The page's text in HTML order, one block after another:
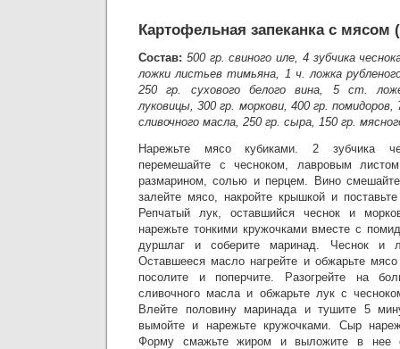
Картофельная запеканка с мясом
Состав: 500 гр. свиного иле, 4 зубчика
ложки листьев тимьяна, 1 ч. ложка
250 гр. сухового белого вина, 5 ст.
луковицы, 300 гр. моркови, 400 гр.
сливочного масла, 250 гр. сыра, 150 гр.
Нарежьте мясо кубиками. 2 зубчика
перемешайте с чесноком, лавровым
размарином, солью и перцем. Вино
залейте мясо, накройте крышкой и
Репчатый лук, оставшийся чеснок и
нарежьте тонкими кружочками вместе с
дуршлаг и соберите маринад. Чеснок и
Оставшееся масло нагрейте и обжарьте
посолите и поперчите. Разогрейте на
сливочного масла и обжарьте лук с
Влейте половину маринада и тушите 5
вымойте и нарежьте кружочками. Сыр
Форму смажьте жиром и выложите в нее